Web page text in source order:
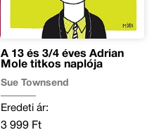
A 13 és 3/4 éves Adrian
Mole titkos naplója
Sue Townsend
Eredeti ár:
3 999 Ft